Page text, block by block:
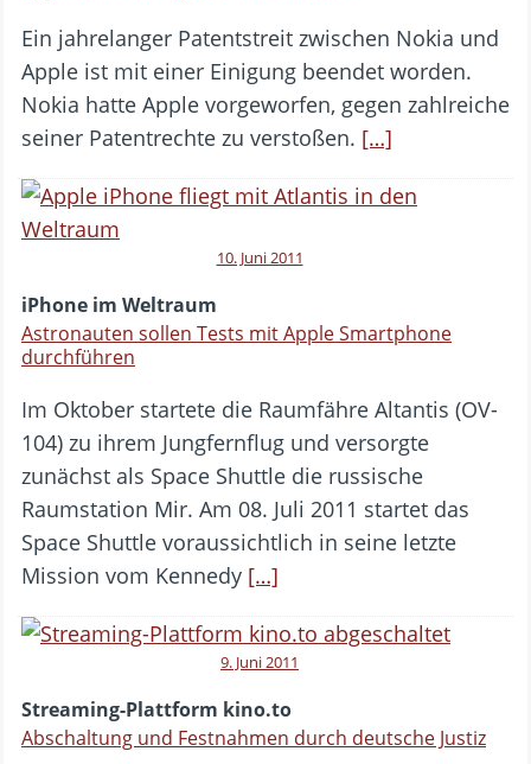
Ein jahrelanger Patentstreit zwischen Nokia und
Apple ist mit einer Einigung beendet worden.
Nokia hatte Apple vorgeworfen, gegen zahlreiche
seiner Patentrechte zu verstoßen. […]
10. Juni 2011
iPhone im Weltraum
Astronauten sollen Tests mit Apple Smartphone
durchführen
Im Oktober startete die Raumfähre Altantis (OV-
104) zu ihrem Jungfernflug und versorgte
zunächst als Space Shuttle die russische
Raumstation Mir. Am 08. Juli 2011 startet das
Space Shuttle voraussichtlich in seine letzte
Mission vom Kennedy […]
9. Juni 2011
Streaming-Plattform kino.to
Abschaltung und Festnahmen durch deutsche Justiz